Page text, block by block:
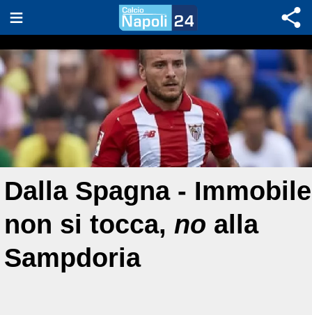
Dalla Spagna - Immobile
non si tocca, no alla
Sampdoria